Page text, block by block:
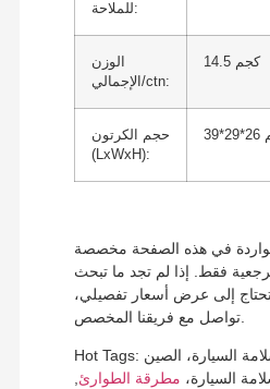
للملاحة:
الوزن
الإجمالي/ctn:
14.5 كجم
حجم الكرتون
(LxWxH):
في هذه الصفحة مخصصة
فقط. إذا لم تجد ما تبحث
إلى عرض أسعار تفصيلي،
تواصل مع فريقنا المخصص.
Hot Tags: مطرقة سلامة السيارة، الصين
السيارة، مطرقة الطوارئ